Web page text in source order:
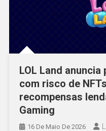
LOL Land
com risco de
recompensas
Gaming
16 De Maio De 2026